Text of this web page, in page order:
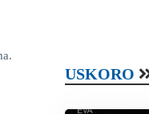
USKORO